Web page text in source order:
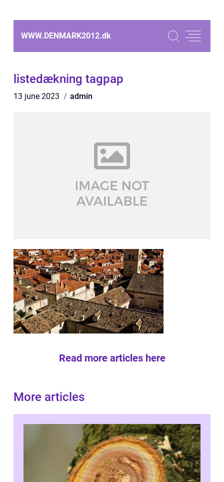
WWW.DENMARK2012.dk
listedækning tagpap
13 june 2023 admin
Read more articles here
More articles